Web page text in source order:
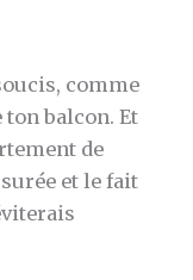
comme
ton balcon. Et
de
et le fait